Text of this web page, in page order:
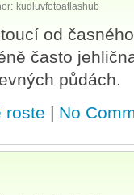
kudluvfotoatlashub
od
často
půdách.
roste | No